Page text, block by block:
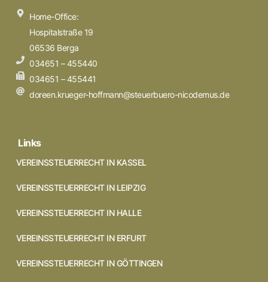
Home-Office:
Hospitalstraße 19
06536 Berga
034651 – 455440
034651 – 455441
doreen.krueger-hoffmann@steuerbuero-nicodemus.de
Links
VEREINSSTEUERRECHT IN KASSEL
VEREINSSTEUERRECHT IN LEIPZIG
VEREINSSTEUERRECHT IN HALLE
VEREINSSTEUERRECHT IN ERFURT
VEREINSSTEUERRECHT IN GÖTTINGEN